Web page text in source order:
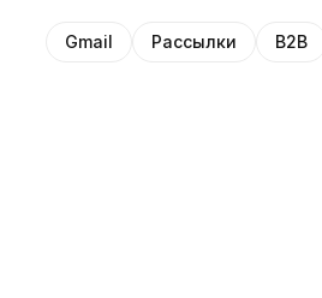
Gmail Рассылки B2B